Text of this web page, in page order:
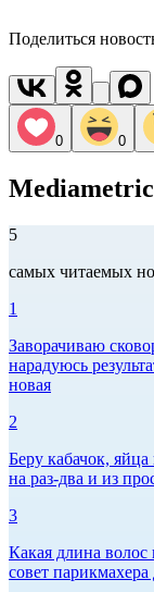
Поделиться
0 0
5
самых читаемых
1
Заворачиваю
нарадуюсь
новая
2
Беру кабачок,
на раз-два и из
3
Какая длина волос
совет